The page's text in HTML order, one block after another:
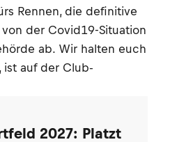
Rennen, die definitive
der Covid19-Situation
ab. Wir halten euch
ist auf der Club-
2027: Platzt